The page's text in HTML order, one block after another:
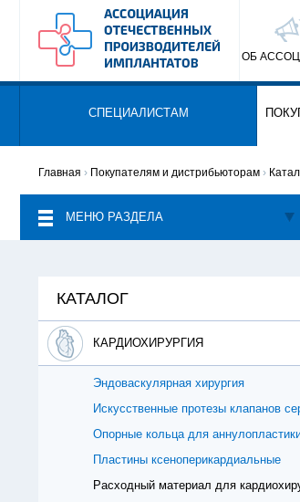
ОБ
СПЕЦИАЛИСТАМ
Главная › Покупателям и дистрибьюторам ›
МЕНЮ РАЗДЕЛА
КАТАЛОГ
КАРДИОХИРУРГИЯ
Эндоваскулярная хирургия
Искусственные протезы клапанов
Опорные кольца для
Пластины ксеноперикардиальные
Расходный материал для